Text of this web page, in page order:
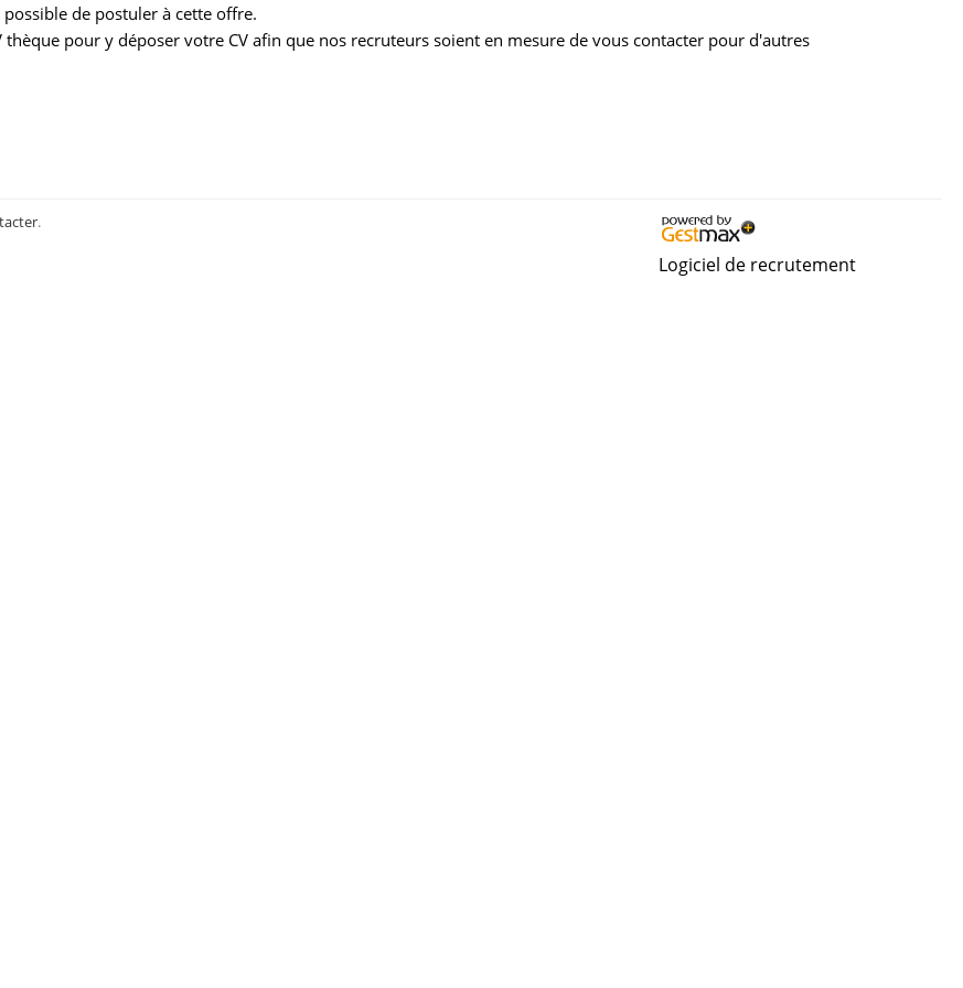
de postuler à cette offre.
pour y déposer votre CV afin que nos recruteurs soient en mesure de vous contacter pour d'autres
.
Logiciel de recrutement